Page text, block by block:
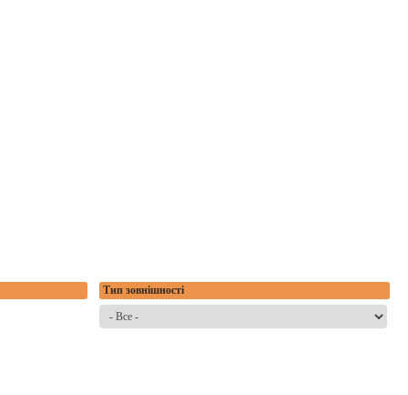
Тип зовнішності